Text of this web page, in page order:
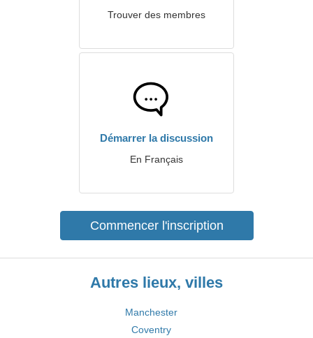
Trouver des membres
Démarrer la discussion
En Français
Commencer l'inscription
Autres lieux, villes
Manchester
Coventry